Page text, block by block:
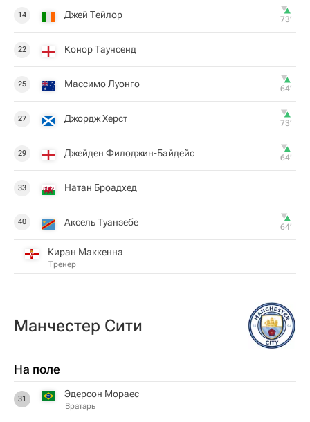
14 Джей Тейлор 73‎’‎
22 Конор Таунсенд
25 Массимо Луонго 64‎’‎
27 Джордж Херст 73‎’‎
29 Джейден Филоджин-Байдейс 64‎’‎
33 Натан Броадхед
40 Аксель Туанзебе 64‎’‎
Киран Маккенна
Тренер
Манчестер Сити
На поле
31 Эдерсон Мораес
Вратарь